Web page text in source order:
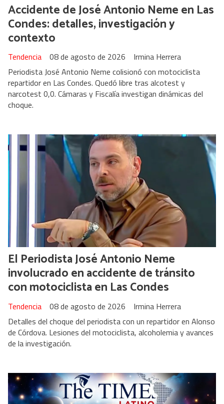
Accidente de José Antonio Neme en Las
Condes: detalles, investigación y
contexto
Irmina Herrera
Tendencia
08 de agosto de 2026
Periodista José Antonio Neme colisionó con motociclista
repartidor en Las Condes. Quedó libre tras alcotest y
narcotest 0,0. Cámaras y Fiscalía investigan dinámicas del
choque.
El Periodista José Antonio Neme
involucrado en accidente de tránsito
con motociclista en Las Condes
Irmina Herrera
Tendencia
08 de agosto de 2026
Detalles del choque del periodista con un repartidor en Alonso
de Córdova. Lesiones del motociclista, alcoholemia y avances
de la investigación.